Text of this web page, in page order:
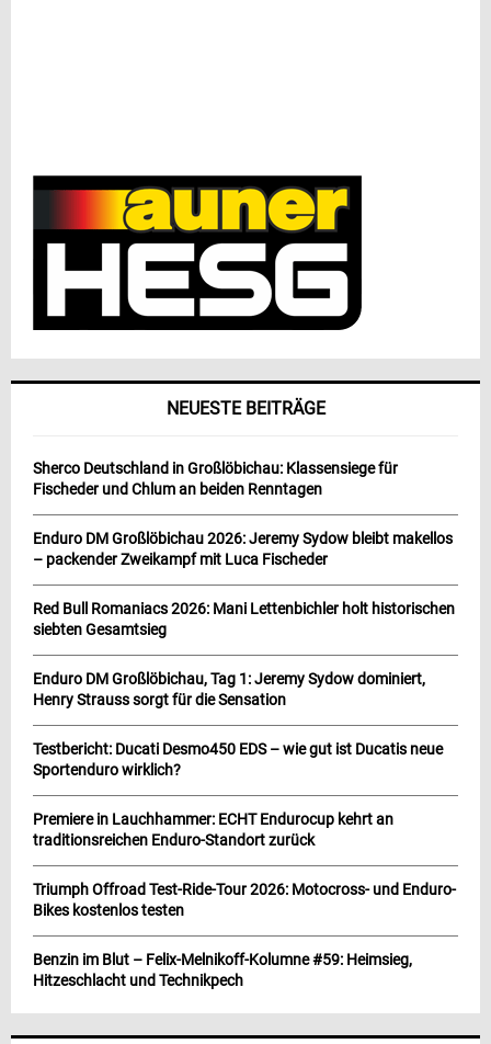
NEUESTE BEITRÄGE
Sherco Deutschland in Großlöbichau: Klassensiege für
Fischeder und Chlum an beiden Renntagen
Enduro DM Großlöbichau 2026: Jeremy Sydow bleibt makellos
– packender Zweikampf mit Luca Fischeder
Red Bull Romaniacs 2026: Mani Lettenbichler holt historischen
siebten Gesamtsieg
Enduro DM Großlöbichau, Tag 1: Jeremy Sydow dominiert,
Henry Strauss sorgt für die Sensation
Testbericht: Ducati Desmo450 EDS – wie gut ist Ducatis neue
Sportenduro wirklich?
Premiere in Lauchhammer: ECHT Endurocup kehrt an
traditionsreichen Enduro-Standort zurück
Triumph Offroad Test-Ride-Tour 2026: Motocross- und Enduro-
Bikes kostenlos testen
Benzin im Blut – Felix-Melnikoff-Kolumne #59: Heimsieg,
Hitzeschlacht und Technikpech